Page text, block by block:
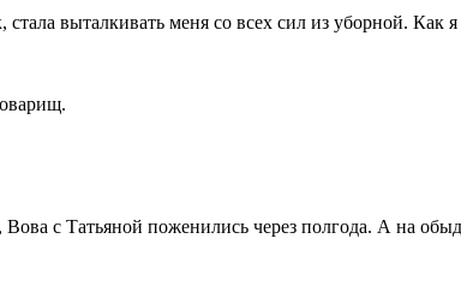
выталкивать меня со всех сил из уборной. Как
с Татьяной поженились через полгода. А на